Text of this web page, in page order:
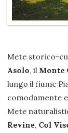
Mete storico-
Asolo, il Monte
lungo il fiume
comodamente
Mete
Revine, Col